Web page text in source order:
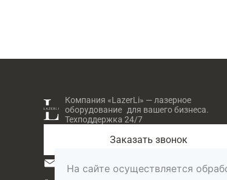
Компания «LazerLi» — лазерное
оборудование для вашего бизнеса.
Техподдержка 24/7
Заказать звонок
lazerli@lazerli.ru
На сайте осуществляется